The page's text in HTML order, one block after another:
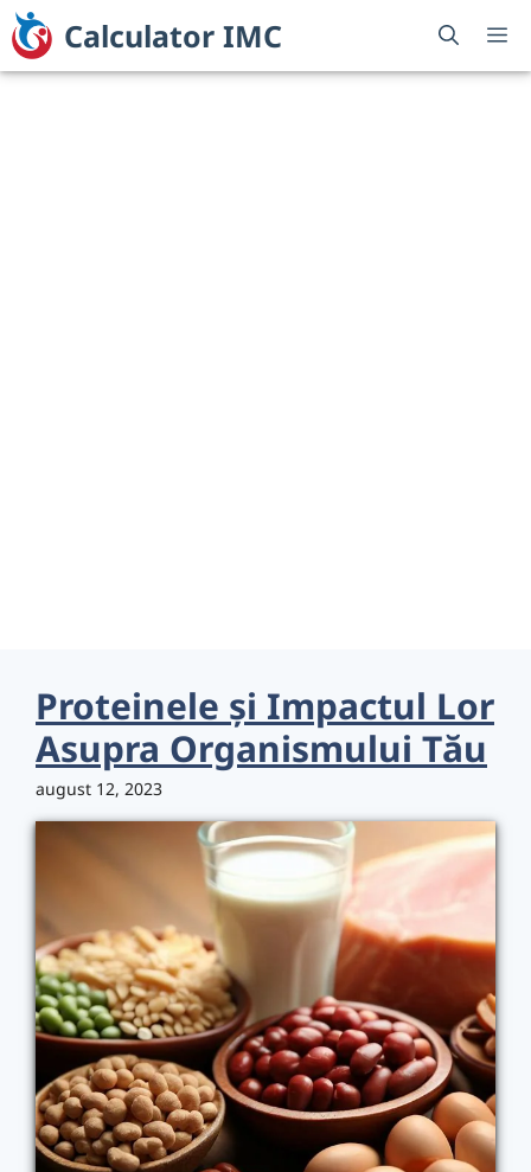
Sari
la
conținut
Calculator IMC
Proteinele și Impactul Lor
Asupra Organismului Tău
august 12, 2023